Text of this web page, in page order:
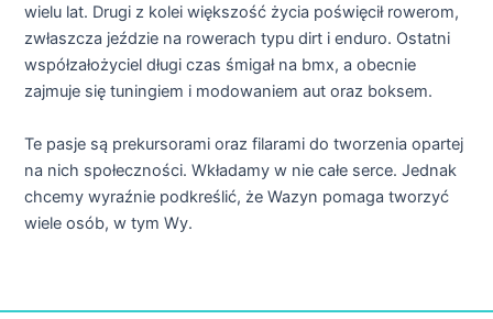
wielu lat. Drugi z kolei większość życia poświęcił rowerom,
zwłaszcza jeździe na rowerach typu dirt i enduro. Ostatni
współzałożyciel długi czas śmigał na bmx, a obecnie
zajmuje się tuningiem i modowaniem aut oraz boksem.
Te pasje są prekursorami oraz filarami do tworzenia opartej
na nich społeczności. Wkładamy w nie całe serce. Jednak
chcemy wyraźnie podkreślić, że Wazyn pomaga tworzyć
wiele osób, w tym Wy.